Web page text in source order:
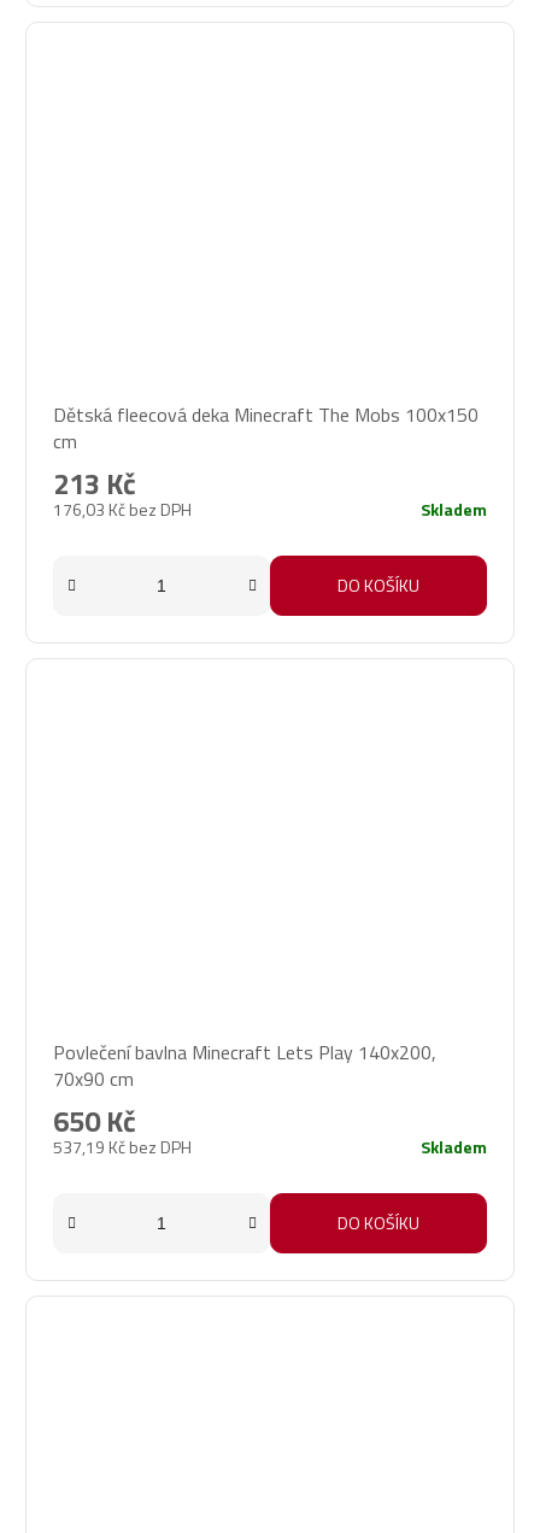
Dětská fleecová deka Minecraft The Mobs 100x150
cm
176,03 Kč bez DPH
213 Kč
Skladem
DO KOŠÍKU
Povlečení bavlna Minecraft Lets Play 140x200,
70x90 cm
537,19 Kč bez DPH
650 Kč
Skladem
DO KOŠÍKU